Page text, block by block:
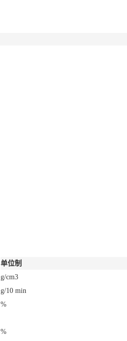
单位制
g/cm3
g/10 min
%
%